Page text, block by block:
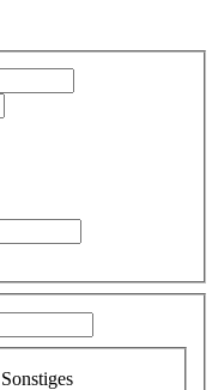
Sonstiges